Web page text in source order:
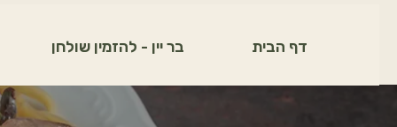
דף הבית בר יין - להזמין שולחן